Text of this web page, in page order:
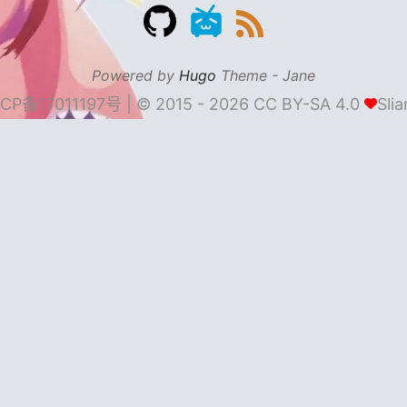
Powered by Hugo Theme - Jane
备17011197号 © 2015 - 2026 CC BY-SA 4.0